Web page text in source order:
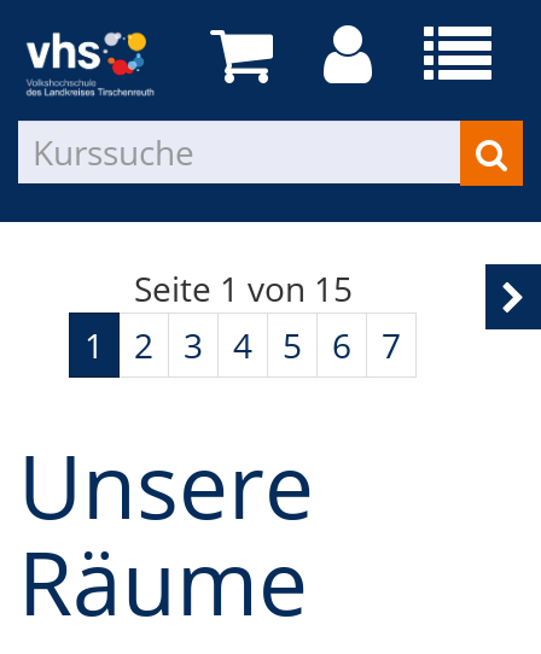
Seite 1 von 15
1
2 3 4 5 6 7
Unsere
Räume